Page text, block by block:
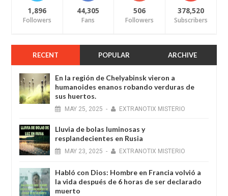
1,896
Followers
44,305
Fans
506
Followers
378,520
Subscribers
RECENT POPULAR ARCHIVE
En la región de Chelyabinsk vieron a
humanoides enanos robando verduras de
sus huertos.
MAY 25, 2025 - EXTRANOTIX MISTERIO
Lluvia de bolas luminosas y
resplandecientes en Rusia
MAY 23, 2025 - EXTRANOTIX MISTERIO
Habló con Dios: Hombre en Francia volvió a
la vida después de 6 horas de ser declarado
muerto